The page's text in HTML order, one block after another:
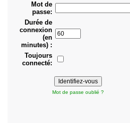
Mot de
passe:
Durée de
connexion
(en
minutes) :
Toujours
connecté:
Mot de passe oublié ?